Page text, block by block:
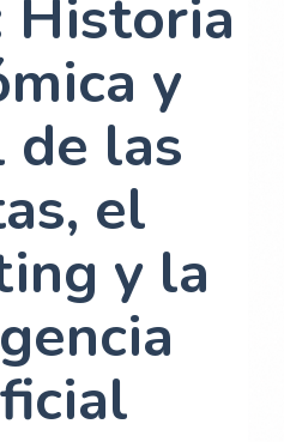
Historia
y
de las
el
y la